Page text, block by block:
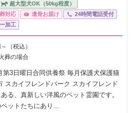
超大型犬OK（50kg程度）
対応 遺骨お届け
24時間電話受付
加工
～（税込）
葬の場合
第3日曜日合同供養祭 毎月保護犬保護猫
スカイフレンドパーク スカイフレンド
る、真新しい洋風のペット霊園です。
ットたちにあり...